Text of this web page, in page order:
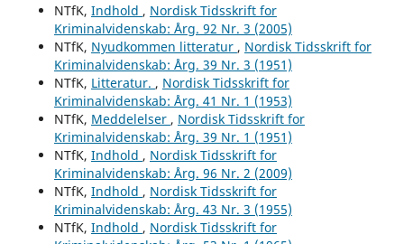
NTfK, Indhold , Nordisk Tidsskrift for
Kriminalvidenskab: Årg. 92 Nr. 3 (2005)
NTfK, Nyudkommen litteratur , Nordisk Tidsskrift for
Kriminalvidenskab: Årg. 39 Nr. 3 (1951)
NTfK, Litteratur. , Nordisk Tidsskrift for
Kriminalvidenskab: Årg. 41 Nr. 1 (1953)
NTfK, Meddelelser , Nordisk Tidsskrift for
Kriminalvidenskab: Årg. 39 Nr. 1 (1951)
NTfK, Indhold , Nordisk Tidsskrift for
Kriminalvidenskab: Årg. 96 Nr. 2 (2009)
NTfK, Indhold , Nordisk Tidsskrift for
Kriminalvidenskab: Årg. 43 Nr. 3 (1955)
NTfK, Indhold , Nordisk Tidsskrift for